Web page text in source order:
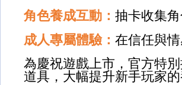
角色養成互動： 抽卡收集
成人專屬體驗： 在信任與
為慶祝遊戲上市，官方特
道具，大幅提升新手玩家